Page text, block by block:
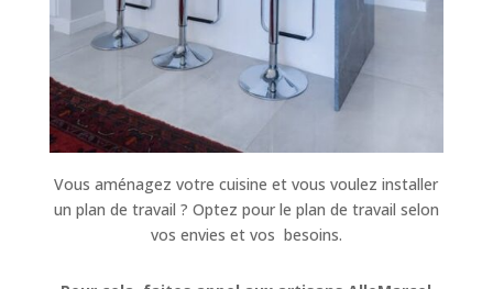
Vous aménagez votre cuisine et vous voulez installer
un plan de travail ? Optez pour le plan de travail selon
vos envies et vos besoins.